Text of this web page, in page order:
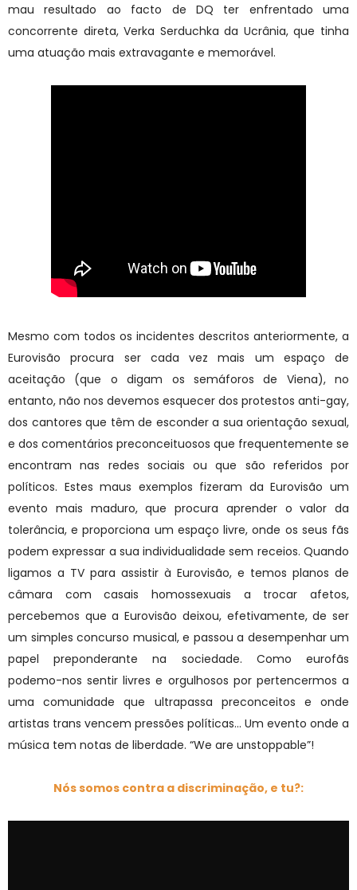
mau resultado ao facto de DQ ter enfrentado uma
concorrente direta, Verka Serduchka da Ucrânia, que tinha
uma atuação mais extravagante e memorável.
Mesmo com todos os incidentes descritos anteriormente, a
Eurovisão procura ser cada vez mais um espaço de
aceitação (que o digam os semáforos de Viena), no
entanto, não nos devemos esquecer dos protestos anti-gay,
dos cantores que têm de esconder a sua orientação sexual,
e dos comentários preconceituosos que frequentemente se
encontram nas redes sociais ou que são referidos por
políticos. Estes maus exemplos fizeram da Eurovisão um
evento mais maduro, que procura aprender o valor da
tolerância, e proporciona um espaço livre, onde os seus fãs
podem expressar a sua individualidade sem receios. Quando
ligamos a TV para assistir à Eurovisão, e temos planos de
câmara com casais homossexuais a trocar afetos,
percebemos que a Eurovisão deixou, efetivamente, de ser
um simples concurso musical, e passou a desempenhar um
papel preponderante na sociedade. Como eurofãs
podemo-nos sentir livres e orgulhosos por pertencermos a
uma comunidade que ultrapassa preconceitos e onde
artistas trans vencem pressões políticas… Um evento onde a
música tem notas de liberdade. “We are unstoppable”!
Nós somos contra a discriminação, e tu?: